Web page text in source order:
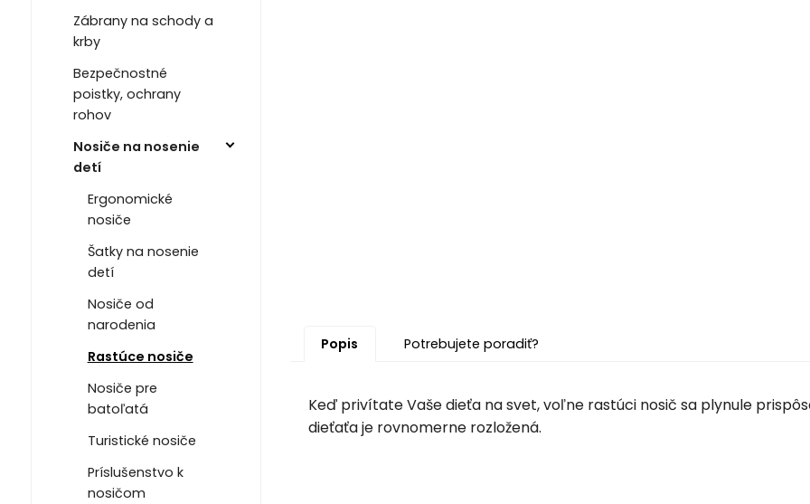
Zábrany na schody a
krby
Bezpečnostné
poistky, ochrany
rohov
Nosiče na nosenie
detí
Ergonomické
nosiče
Šatky na nosenie
detí
Nosiče od
narodenia
Rastúce nosiče
Nosiče pre
batoľatá
Turistické nosiče
Príslušenstvo k
nosičom
Popis Potrebujete poradiť?
Keď privítate Vaše dieťa na svet, voľne rastúci nosič sa plynule
dieťaťa je rovnomerne rozložená.